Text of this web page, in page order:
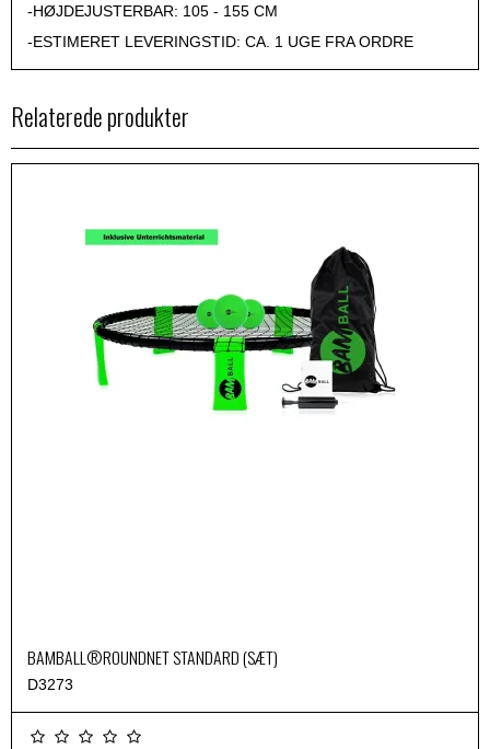
-HØJDEJUSTERBAR: 105 - 155 CM
-ESTIMERET LEVERINGSTID: CA. 1 UGE FRA ORDRE
Relaterede produkter
BAMBALL®ROUNDNET STANDARD (SÆT)
D3273